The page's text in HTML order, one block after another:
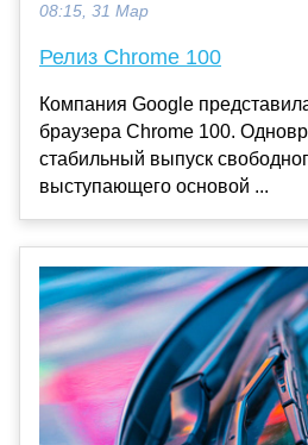
08:15, 31 Мар
Релиз Chrome 100
Компания Google
браузера Chrome 100.
стабильный выпуск
выступающего основой ...